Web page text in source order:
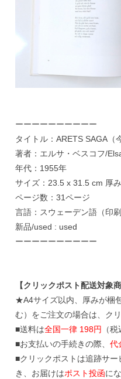
ーーーーーーーーーー
タイトル：ARETS SAGA（
著者：エルサ・ベスコフ/
年代：1955年
サイズ：23.5 x 31.5 cm 厚
ページ数：31ページ
言語：スウェーデン語（印
新品/used : used
ーーーーーーーーーー
【クリックポスト配送対象
★A4サイズ以内、厚みが梱
む）をご注文の場合は、ク
■送料は全国一律 198円
（
■お支払いの手続きの際、 代
■クリックポストは追跡サ
き、お届けはポスト投函に